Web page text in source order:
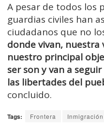
A pesar de todos los
guardias civiles han
ciudadanos que no
donde vivan, nuestra
nuestro principal
ser son y van a
las libertades del
concluido.
Tags: Frontera Inmigración